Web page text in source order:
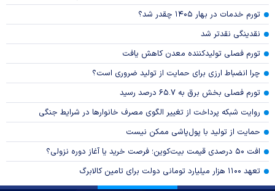
تورم خدمات در بهار ۱۴۰۵ چقدر شد؟
نقدینگی نقدتر شد
تورم فصلی تولیدکننده معدن کاهش یافت
چرا انضباط ارزی برای حمایت از تولید ضروری است؟
تورم فصلی بخش برق به ۶۵.۷ درصد رسید
روایت شبکه پرداخت از تغییر الگوی مصرف خانوار‌ها در شرایط جنگی
حمایت از تولید با پول‌پاشی ممکن نیست
افت ۵۰ درصدی قیمت بیت‌کوین؛ فرصت خرید یا آغاز دوره نزولی؟
تعهد ۱۱۰۰ هزار میلیارد تومانی دولت برای تامین کالابرگ